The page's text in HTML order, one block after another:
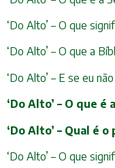
‘Do Alto’ – O que
‘Do Alto’ – O que a
‘Do Alto’ – E se eu
‘Do Alto’ – O que
‘Do Alto’ – Qual é
‘Do Alto’ – O que